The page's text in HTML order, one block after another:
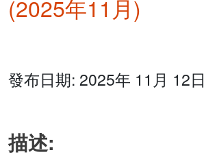
(2025年11月)
發布日期: 2025年 11月 12日
描述: